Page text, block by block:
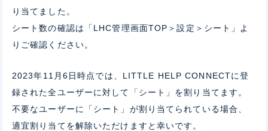
り当てました。
シート数の確認は「LHC管理画面TOP＞設定＞シート」よ
りご確認ください。
2023年11月6日時点では、LITTLE HELP CONNECTに登
録された全ユーザーに対して「シート」を割り当てます。
不要なユーザーに「シート」が割り当てられている場合、
適宜割り当てを解除いただけますと幸いです。